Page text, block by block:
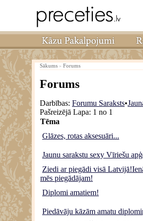
Sākums > Forums
Forums
Darbības: Forumu Saraksts•
Pašreizējā Lapa: 1 no 1
Tēma
Glāzes, rotas aksesuāri...
Jaunu sarakstu sexy Vīriešu
Ziedi ar piegādi visā
mēs piegādājam!
Diplomi amatiem!
Piedāvāju kāzām amatu